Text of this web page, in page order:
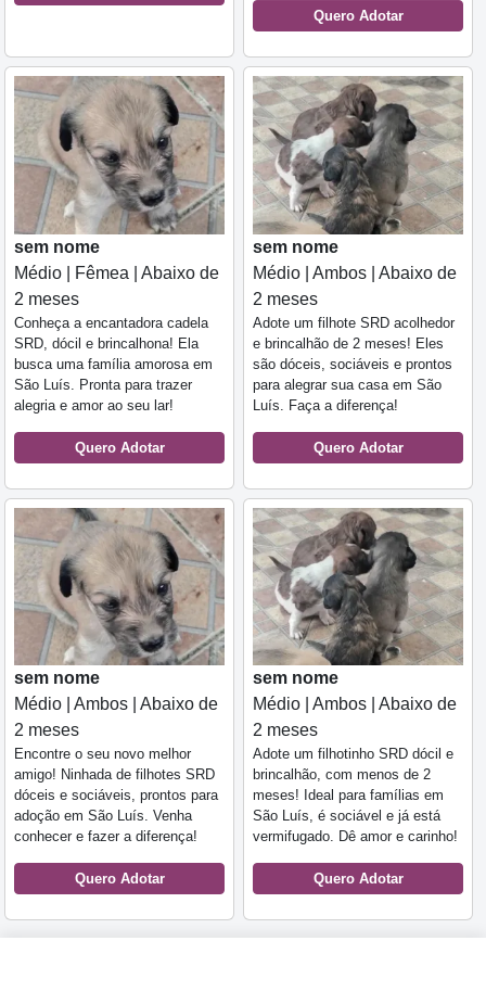
Quero Adotar
sem nome
Médio | Fêmea | Abaixo de
2 meses
Conheça a encantadora cadela
SRD, dócil e brincalhona! Ela
busca uma família amorosa em
São Luís. Pronta para trazer
alegria e amor ao seu lar!
Quero Adotar
sem nome
Médio | Ambos | Abaixo de
2 meses
Adote um filhote SRD acolhedor
e brincalhão de 2 meses! Eles
são dóceis, sociáveis e prontos
para alegrar sua casa em São
Luís. Faça a diferença!
Quero Adotar
sem nome
Médio | Ambos | Abaixo de
2 meses
Encontre o seu novo melhor
amigo! Ninhada de filhotes SRD
dóceis e sociáveis, prontos para
adoção em São Luís. Venha
conhecer e fazer a diferença!
Quero Adotar
sem nome
Médio | Ambos | Abaixo de
2 meses
Adote um filhotinho SRD dócil e
brincalhão, com menos de 2
meses! Ideal para famílias em
São Luís, é sociável e já está
vermifugado. Dê amor e carinho!
Quero Adotar